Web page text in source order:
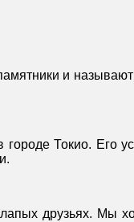
и
Токио. Его
друзьях. Мы